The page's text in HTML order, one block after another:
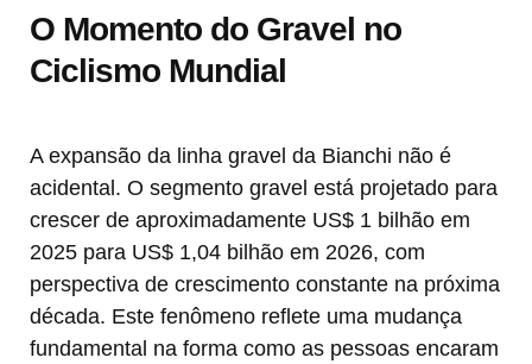
O Momento do Gravel no
Ciclismo Mundial
A expansão da linha gravel da Bianchi não é
acidental. O segmento gravel está projetado para
crescer de aproximadamente US$ 1 bilhão em
2025 para US$ 1,04 bilhão em 2026, com
perspectiva de crescimento constante na próxima
década. Este fenômeno reflete uma mudança
fundamental na forma como as pessoas encaram